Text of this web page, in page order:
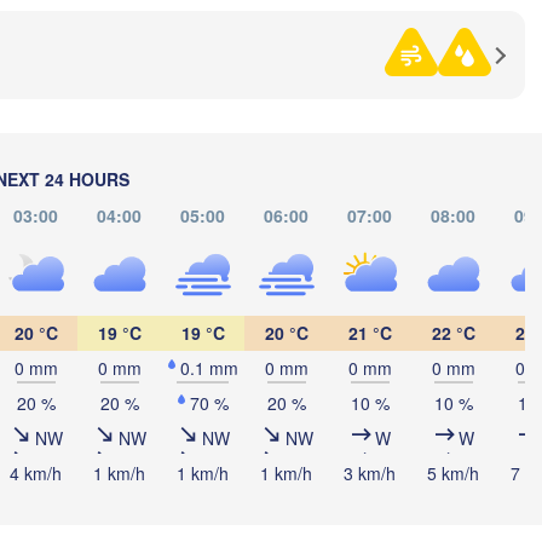
24 HOURS
03:00 04:00 05:00 06:00 07:00 08:00
20 °C
0 mm
20 %
NW
4 km/h
19 °C
0 mm
20 %
NW
1 km/h
19 °C
0.1 mm
70 %
NW
1 km/h
20 °C
0 mm
20 %
NW
1 km/h
21 °C
0 mm
10 %
W
3 km/h
22 °C
0 mm
10 %
W
5 km/h
23
0
10
7
Оренбург
(Orenburg)
Челны
Стерлитамак
(Sterlitamak)
Орск
Магнитогорск
(Magnitogorsk)